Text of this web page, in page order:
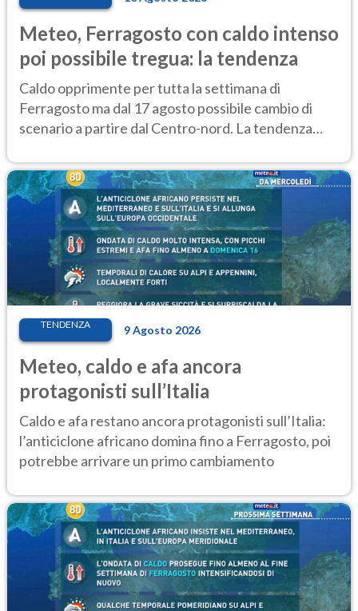
Meteo, Ferragosto con caldo intenso
poi possibile tregua: la tendenza
Caldo opprimente per tutta la settimana di
Ferragosto ma dal 17 agosto possibile cambio di
scenario a partire dal Centro-nord. La tendenza
TENDENZA 9 Agosto 2026
Meteo, caldo e afa ancora
protagonisti sull’Italia
Caldo e afa restano ancora protagonisti sull’Italia:
l’anticiclone africano domina fino a Ferragosto, poi
potrebbe arrivare un primo cambiamento